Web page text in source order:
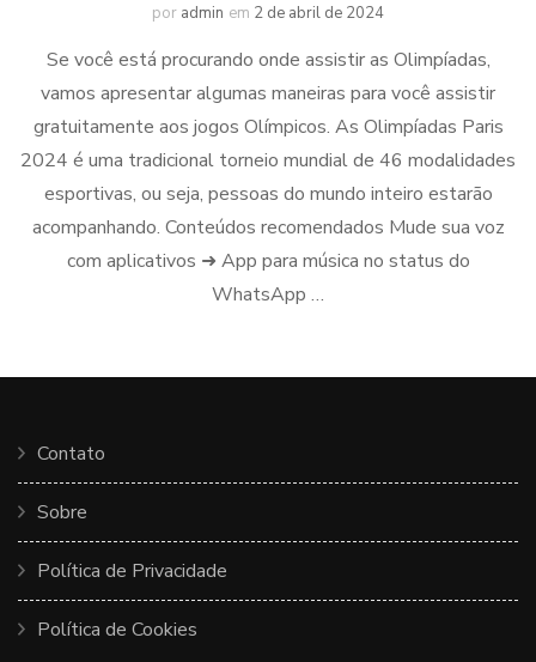
por admin em 2 de abril de 2024
Se você está procurando onde assistir as Olimpíadas,
vamos apresentar algumas maneiras para você assistir
gratuitamente aos jogos Olímpicos. As Olimpíadas Paris
2024 é uma tradicional torneio mundial de 46 modalidades
esportivas, ou seja, pessoas do mundo inteiro estarão
acompanhando. Conteúdos recomendados Mude sua voz
com aplicativos ➜ App para música no status do
WhatsApp …
Contato
Sobre
Política de Privacidade
Política de Cookies